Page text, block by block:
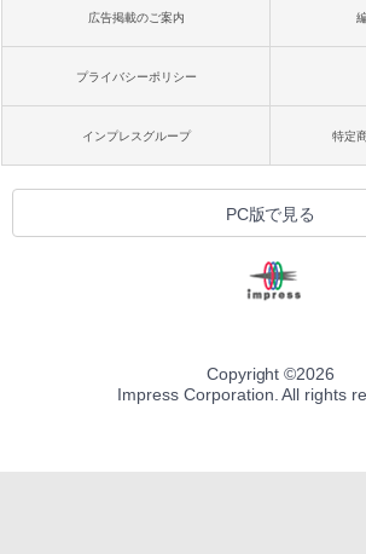
広告掲載のご案内
プライバシーポリシー
インプレスグループ 特定
PC版で見る
Copyright ©2026
Impress Corporation. All rights